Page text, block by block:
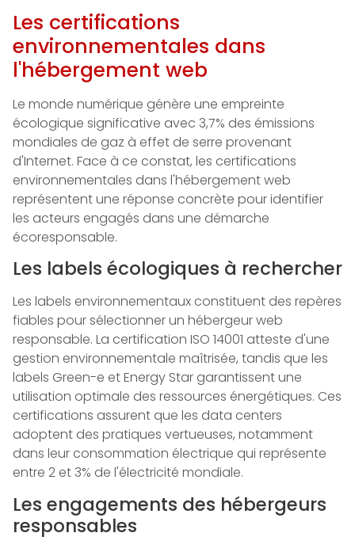
Les certifications
environnementales dans
l'hébergement web
Le monde numérique génère une empreinte
écologique significative avec 3,7% des émissions
mondiales de gaz à effet de serre provenant
d'Internet. Face à ce constat, les certifications
environnementales dans l'hébergement web
représentent une réponse concrète pour identifier
les acteurs engagés dans une démarche
écoresponsable.
Les labels écologiques à rechercher
Les labels environnementaux constituent des repères
fiables pour sélectionner un hébergeur web
responsable. La certification ISO 14001 atteste d'une
gestion environnementale maîtrisée, tandis que les
labels Green-e et Energy Star garantissent une
utilisation optimale des ressources énergétiques. Ces
certifications assurent que les data centers
adoptent des pratiques vertueuses, notamment
dans leur consommation électrique qui représente
entre 2 et 3% de l'électricité mondiale.
Les engagements des hébergeurs
responsables